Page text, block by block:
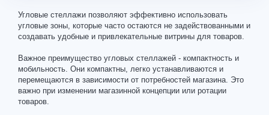
Угловые стеллажи позволяют эффективно использовать
угловые зоны, которые часто остаются не задействованными и
создавать удобные и привлекательные витрины для товаров.
Важное преимущество угловых стеллажей - компактность и
мобильность. Они компактны, легко устанавливаются и
перемещаются в зависимости от потребностей магазина. Это
важно при изменении магазинной концепции или ротации
товаров.